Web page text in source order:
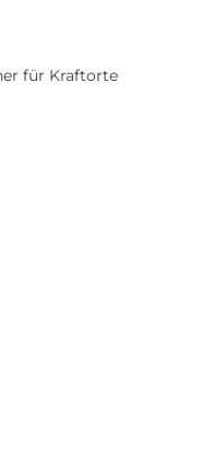
für Kraftorte